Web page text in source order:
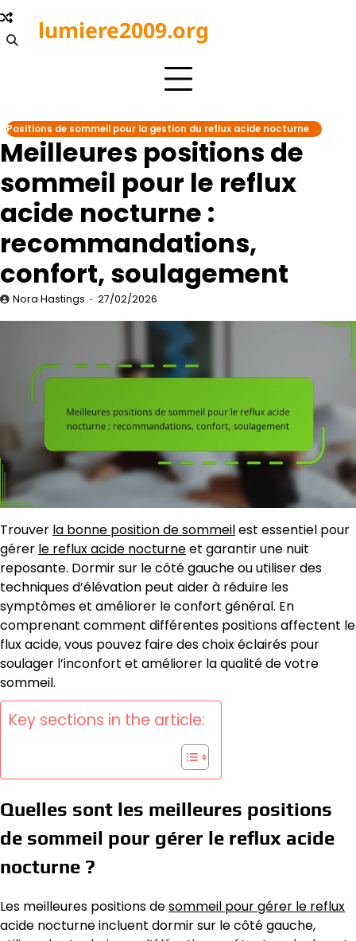
Skip
to
content
lumiere2009.org
Positions de sommeil pour la gestion du reflux acide nocturne
Meilleures positions de
sommeil pour le reflux
acide nocturne :
recommandations,
confort, soulagement
Nora Hastings 27/02/2026
Trouver la bonne position de sommeilest essentiel pour
gérer le reflux acide nocturneet garantir une nuit
reposante. Dormir sur le côté gauche ou utiliser des
techniques d’élévation peut aider à réduire les
symptômes et améliorer le confort général. En
comprenant comment différentes positions affectent le
flux acide, vous pouvez faire des choix éclairés pour
soulager l’inconfort et améliorer la qualité de votre
sommeil.
Key sections in the article:
Quelles sont les meilleures positions
de sommeil pour gérer le reflux acide
nocturne ?
Les meilleures positions desommeil pour gérer le reflux
acide nocturne incluent dormir sur le côté gauche,